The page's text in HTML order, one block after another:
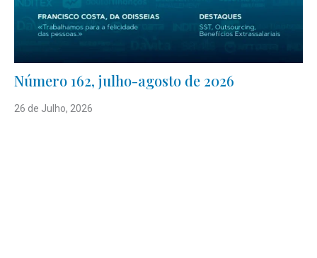
Número 162, julho-agosto de 2026
26 de Julho, 2026